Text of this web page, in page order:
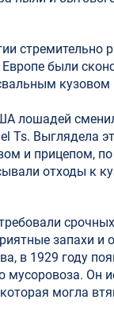
стремительно
были
лошадей
Ts. Выглядела
и прицепом,
отходы к
запахи и
в 1929 году
мусоровоза. Он
могла